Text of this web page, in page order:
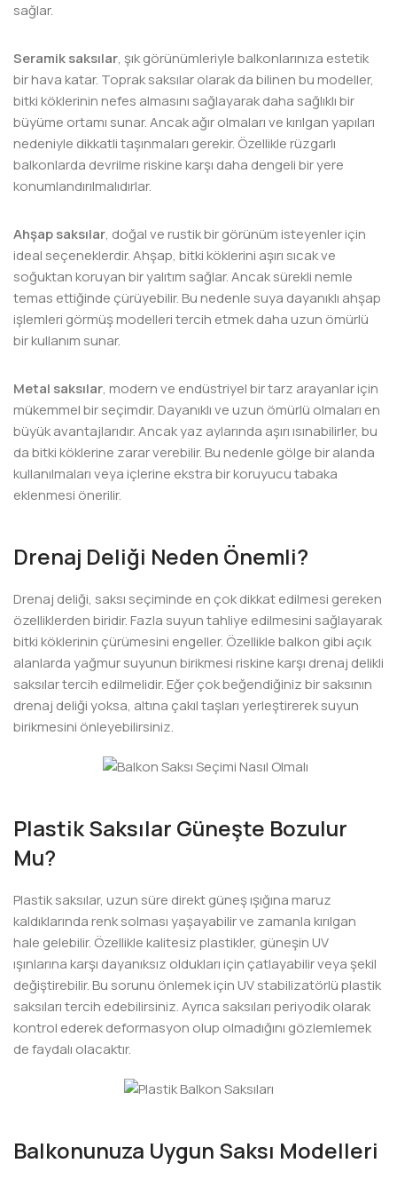
sağlar.
Seramik saksılar, şık görünümleriyle balkonlarınıza estetik
bir hava katar. Toprak saksılar olarak da bilinen bu modeller,
bitki köklerinin nefes almasını sağlayarak daha sağlıklı bir
büyüme ortamı sunar. Ancak ağır olmaları ve kırılgan yapıları
nedeniyle dikkatli taşınmaları gerekir. Özellikle rüzgarlı
balkonlarda devrilme riskine karşı daha dengeli bir yere
konumlandırılmalıdırlar.
Ahşap saksılar, doğal ve rustik bir görünüm isteyenler için
ideal seçeneklerdir. Ahşap, bitki köklerini aşırı sıcak ve
soğuktan koruyan bir yalıtım sağlar. Ancak sürekli nemle
temas ettiğinde çürüyebilir. Bu nedenle suya dayanıklı ahşap
işlemleri görmüş modelleri tercih etmek daha uzun ömürlü
bir kullanım sunar.
Metal saksılar, modern ve endüstriyel bir tarz arayanlar için
mükemmel bir seçimdir. Dayanıklı ve uzun ömürlü olmaları en
büyük avantajlarıdır. Ancak yaz aylarında aşırı ısınabilirler, bu
da bitki köklerine zarar verebilir. Bu nedenle gölge bir alanda
kullanılmaları veya içlerine ekstra bir koruyucu tabaka
eklenmesi önerilir.
Drenaj Deliği Neden Önemli?
Drenaj deliği, saksı seçiminde en çok dikkat edilmesi gereken
özelliklerden biridir. Fazla suyun tahliye edilmesini sağlayarak
bitki köklerinin çürümesini engeller. Özellikle balkon gibi açık
alanlarda yağmur suyunun birikmesi riskine karşı drenaj delikli
saksılar tercih edilmelidir. Eğer çok beğendiğiniz bir saksının
drenaj deliği yoksa, altına çakıl taşları yerleştirerek suyun
birikmesini önleyebilirsiniz.
Plastik Saksılar Güneşte Bozulur
Mu?
Plastik saksılar, uzun süre direkt güneş ışığına maruz
kaldıklarında renk solması yaşayabilir ve zamanla kırılgan
hale gelebilir. Özellikle kalitesiz plastikler, güneşin UV
ışınlarına karşı dayanıksız oldukları için çatlayabilir veya şekil
değiştirebilir. Bu sorunu önlemek için UV stabilizatörlü plastik
saksıları tercih edebilirsiniz. Ayrıca saksıları periyodik olarak
kontrol ederek deformasyon olup olmadığını gözlemlemek
de faydalı olacaktır.
Balkonunuza Uygun Saksı Modelleri